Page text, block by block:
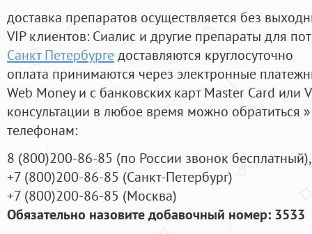
доставка препаратов осуществляется без
VIP клиентов: Сиалис и другие препараты для
Санкт Петербургедоставляются круглосуточно
оплата принимаются через электронные
Web Money и с банковских карт Master Card или
консультации в любое время можно обратиться
телефонам:
8 (800)200-86-85 (по России звонок бесплатный),
+7 (800)200-86-85 (Санкт-Петербург)
+7 (800)200-86-85 (Москва)
Обязательно назовите добавочный номер: 3533